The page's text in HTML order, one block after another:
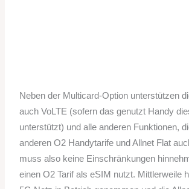
Neben der Multicard-Option unterstützen
auch VoLTE (sofern das genutzt Handy
unterstützt) und alle anderen Funktionen,
anderen O2 Handytarife und Allnet Flat
muss also keine Einschränkungen
einen O2 Tarif als eSIM nutzt. Mittlerweile